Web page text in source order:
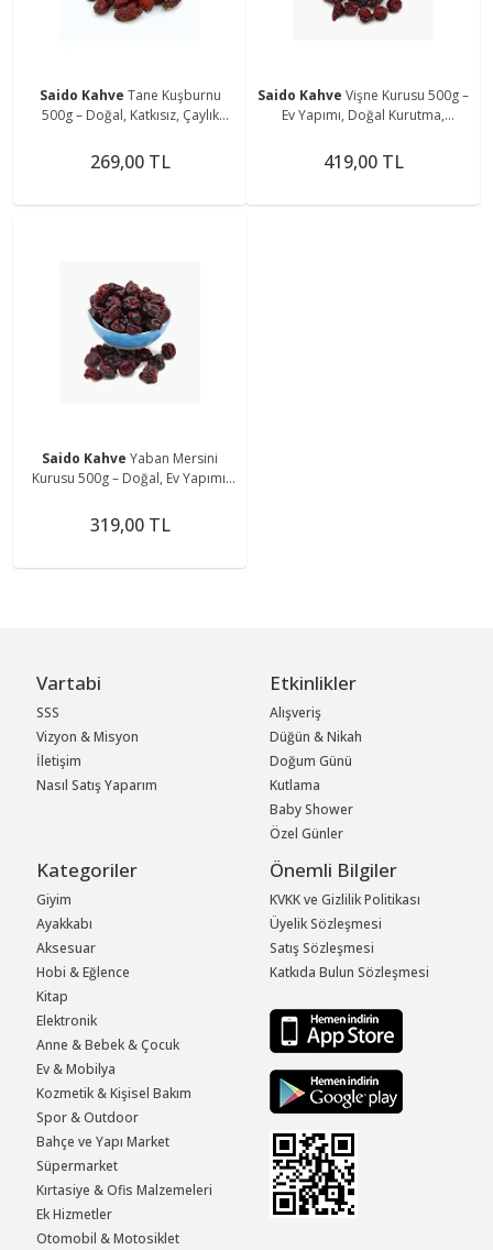
Saido Kahve Tane Kuşburnu
500g – Doğal, Katkısız, Çaylık
269,00 TL
Saido Kahve Vişne Kurusu 500g –
Ev Yapımı, Doğal Kurutma,
419,00 TL
Saido Kahve Yaban Mersini
Kurusu 500g – Doğal, Ev Yapımı,
319,00 TL
Vartabi
SSS
Vizyon & Misyon
İletişim
Nasıl Satış Yaparım
Etkinlikler
Alışveriş
Düğün & Nikah
Doğum Günü
Kutlama
Baby Shower
Özel Günler
Kategoriler
Giyim
Ayakkabı
Aksesuar
Hobi & Eğlence
Kitap
Elektronik
Anne & Bebek & Çocuk
Ev & Mobilya
Kozmetik & Kişisel Bakım
Spor & Outdoor
Bahçe ve Yapı Market
Süpermarket
Kırtasiye & Ofis Malzemeleri
Ek Hizmetler
Otomobil & Motosiklet
Önemli Bilgiler
KVKK ve Gizlilik Politikası
Üyelik Sözleşmesi
Satış Sözleşmesi
Katkıda Bulun Sözleşmesi